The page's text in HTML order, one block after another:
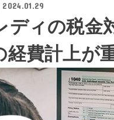
2024.01.29
ディの税金
費計上が